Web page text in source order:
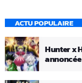
ACTU POPULAIRE
Hunter x